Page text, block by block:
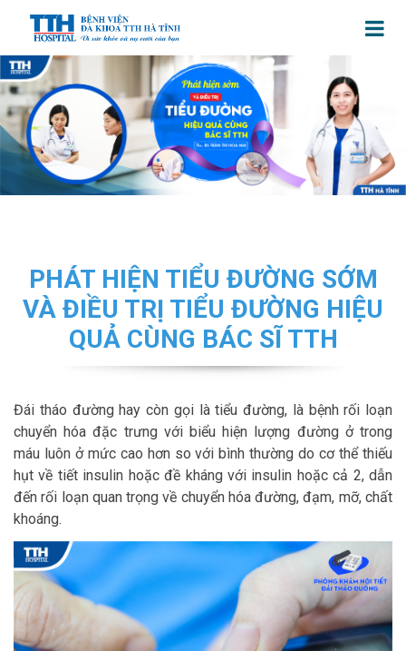
PHÁT HIỆN TIỂU ĐƯỜNG SỚM
VÀ ĐIỀU TRỊ TIỂU ĐƯỜNG HIỆU
QUẢ CÙNG BÁC SĨ TTH
Đái tháo đường hay còn gọi là tiểu đường, là bệnh rối loạn
chuyển hóa đặc trưng với biểu hiện lượng đường ở trong
máu luôn ở mức cao hơn so với bình thường do cơ thể thiếu
hụt về tiết insulin hoặc đề kháng với insulin hoặc cả 2, dẫn
đến rối loạn quan trọng về chuyển hóa đường, đạm, mỡ, chất
khoáng.